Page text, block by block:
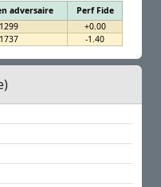
adversaire
Perf Fide
1299
+0.00
1737 -1.40